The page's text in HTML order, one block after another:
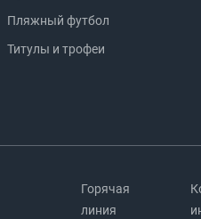
Пляжный футбол
Титулы и трофеи
Горячая
линия